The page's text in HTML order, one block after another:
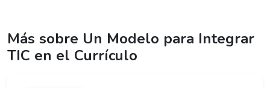
Más sobre Un Modelo para Integrar
TIC en el Currículo